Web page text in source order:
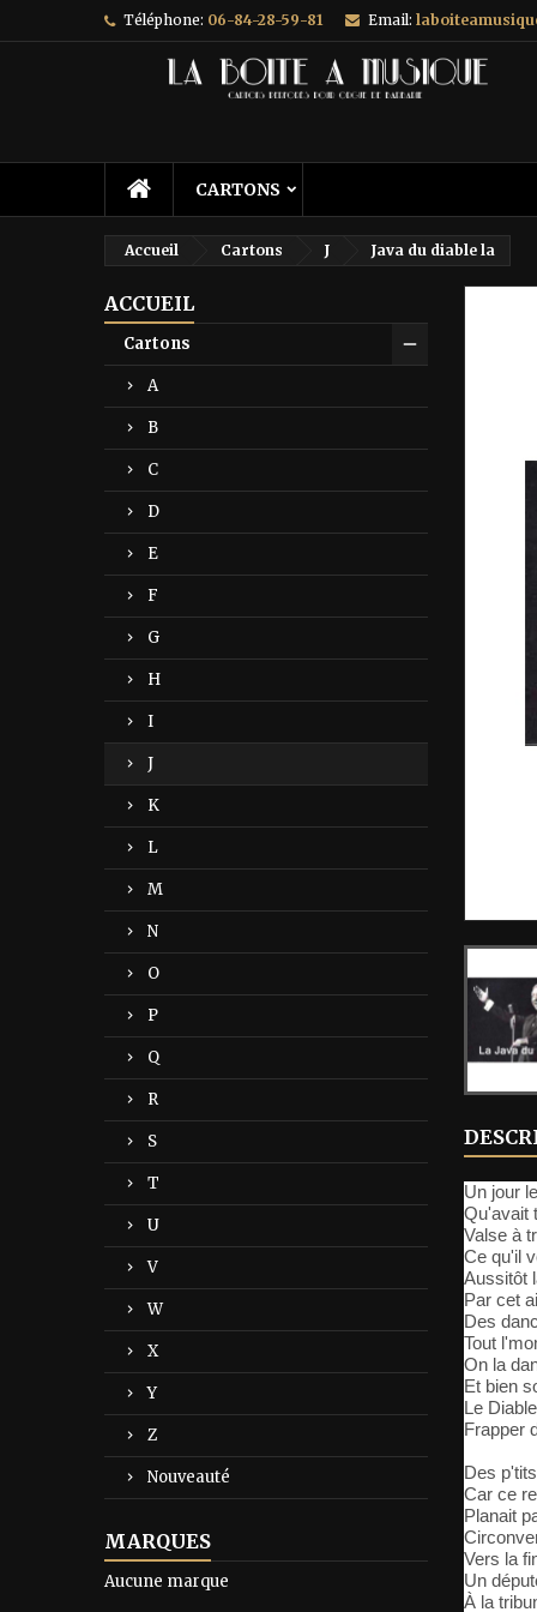
Téléphone: 06-84-28-59-81 Email:
CARTONS
Accueil Cartons J Java du diable la
ACCUEIL
Cartons
A
B
C
D
E
F
G
H
I
J
K
L
M
N
O
P
Q
R
S
T
U
V
W
X
Y
Z
Nouveauté
MARQUES
Aucune marque
Un jour
Qu'avait
Valse à
Ce qu'il
Aussitôt
Par cet
Des
Tout
On la
Et bien
Le
Frapper
Des
Car ce
Planait
Vers la
Un
À la